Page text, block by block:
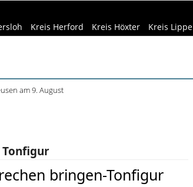
Kreis Herford Kreis Höxter Kreis Lippe
am 9. August
Tonfigur
bringen-Tonfigur